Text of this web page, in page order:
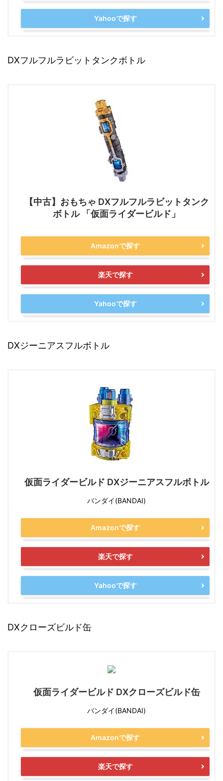
Yahooで探す
DXフルフルラビットタンクボトル
【中古】おもちゃ DXフルフルラビットタンク
ボトル 「仮面ライダービルド」
Amazonで探す
楽天で探す
Yahooで探す
DXジーニアスフルボトル
仮面ライダービルド DXジーニアスフルボトル
バンダイ(BANDAI)
Amazonで探す
楽天で探す
Yahooで探す
DXクローズビルド缶
仮面ライダービルド DXクローズビルド缶
バンダイ(BANDAI)
Amazonで探す
楽天で探す